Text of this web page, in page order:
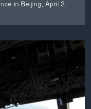
in Beijing, April 2,